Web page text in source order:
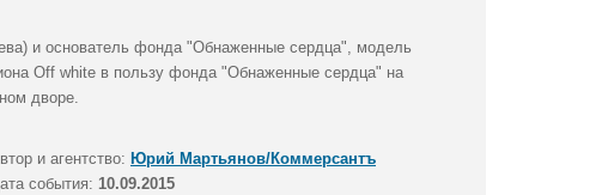
и основатель фонда "Обнаженные сердца", модель
Off white в пользу фонда "Обнаженные сердца" на
дворе.
и агентство: Юрий Мартьянов/Коммерсантъ
события: 10.09.2015